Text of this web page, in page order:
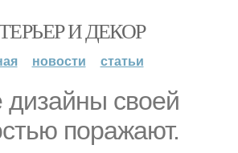
И ДЕКОР
новости статьи
дизайны своей
поражают.